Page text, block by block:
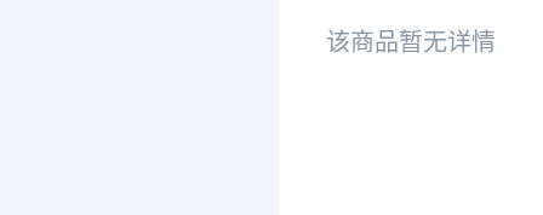
该商品暂无详情